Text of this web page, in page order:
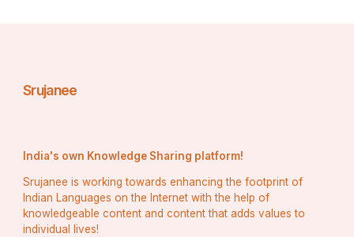
Srujanee
India's own Knowledge Sharing platform!
Srujanee is working towards enhancing the footprint of
Indian Languages on the Internet with the help of
knowledgeable content and content that adds values to
individual lives!